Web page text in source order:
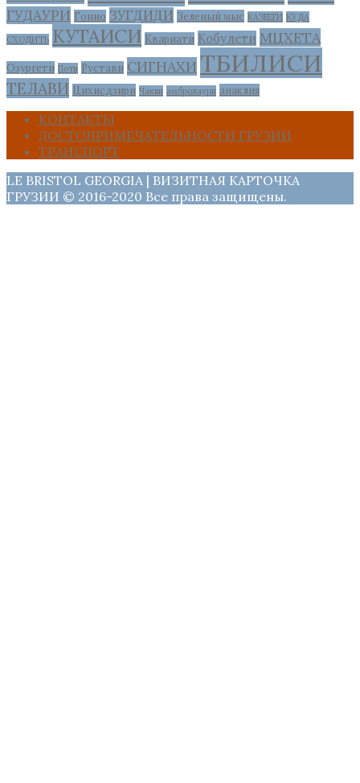
ГУДАУРИ Гонио ЗУГДИДИ Зеленый мыс КАЗБЕГИ КУДА
СХОДИТЬ КУТАИСИ Квариати Кобулети МЦХЕТА
Озургети Поти Рустави СИГНАХИ ТБИЛИСИ
ТЕЛАВИ Цихисдзири Чакви амбролаури анаклия
КОНТАКТЫ
ДОСТОПРИМЕЧАТЕЛЬНОСТИ ГРУЗИИ
ТРАНСПОРТ
LE BRISTOL GEORGIA | ВИЗИТНАЯ КАРТОЧКА
ГРУЗИИ © 2016-2020 Все права защищены.